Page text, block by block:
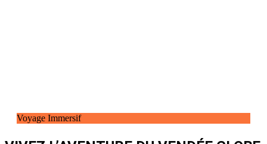
Voyage Immersif